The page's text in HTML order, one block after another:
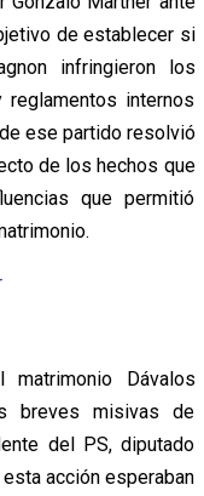
de establecer si
infringieron los
internos
ese partido resolvió
de los hechos que
que permitió
Dávalos
breves misivas de
del PS, diputado
acción esperaban